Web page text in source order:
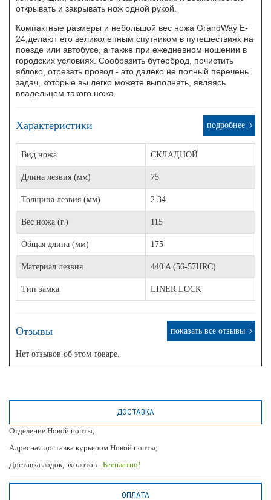
открывать и закрывать нож одной рукой.
Компактные размеры и небольшой вес ножа GrandWay E-
24,делают его великолепным спутником в путешествиях на
поезде или автобусе, а также при ежедневном ношении в
городских условиях. Сообразить бутерброд, почистить
яблоко, отрезать провод - это далеко не полный перечень
задач, которые вы легко можете выполнять, являясь
владельцем такого ножа.
Характеристики подробнее
Вид ножа СКЛАДНОЙ
Длина лезвия (мм) 75
Толщина лезвия (мм) 2.34
Вес ножа (г.) 115
Общая длина (мм) 175
Материал лезвия 440 A (56-57HRC)
Тип замка LINER LOCK
Отзывы показать все отзывы
Нет отзывов об этом товаре.
ДОСТАВКА
Отделение Новой почты;
Адресная доставка курьером Новой почты;
Доставка лодок, эхолотов - Бесплатно!
ОПЛАТА